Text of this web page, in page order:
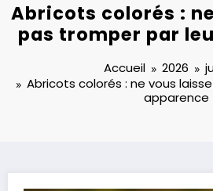
Abricots colorés :
pas tromper par
Accueil 2026
Abricots colorés : ne vous
apparence